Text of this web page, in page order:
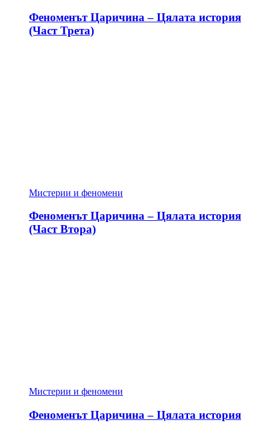
Феноменът Царичина – Цялата история
(Част Трета)
Мистерии и феномени
Феноменът Царичина – Цялата история
(Част Втора)
Мистерии и феномени
Феноменът Царичина – Цялата история